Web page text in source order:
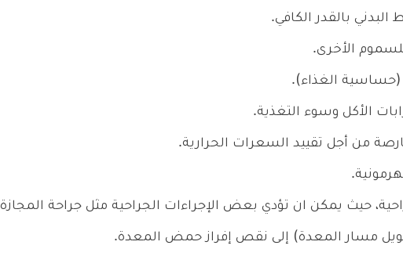
بالقدر الكافي.
الأخرى.
الغذاء).
الأكل وسوء التغذية.
من أجل تقييد السعرات الحرارية.
حيث يمكن ان تؤدي بعض الإجراءات الجراحية مثل جراحة المجازة
مسار المعدة) إلى نقص إفراز حمض المعدة.